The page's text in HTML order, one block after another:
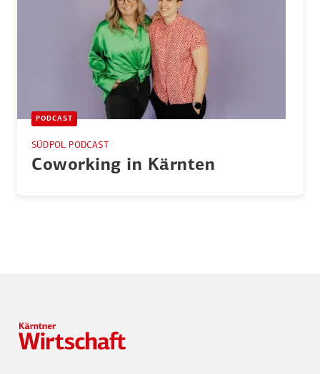
PODCAST
SÜDPOL PODCAST
Coworking in Kärnten